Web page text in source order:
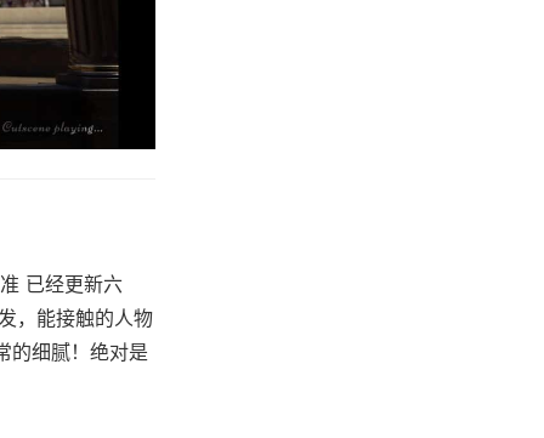
已经更新六
，能接触的人物
的细腻！绝对是